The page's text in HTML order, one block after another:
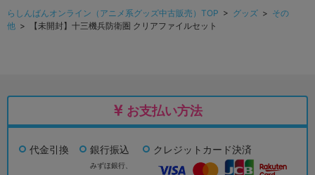
らしんばんオンライン（アニメ系グッズ中古販売）TOP > グッズ > その
他 > 【未開封】十三機兵防衛圏 クリアファイルセット
お支払い方法
代金引換 銀行振込
みずほ銀行、
クレジットカード決済